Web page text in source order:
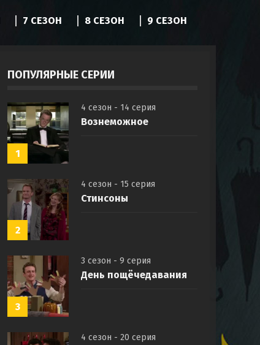
7 СЕЗОН 8 СЕЗОН 9 СЕЗОН
ПОПУЛЯРНЫЕ СЕРИИ
1
4 сезон - 14 серия
Вознеможное
2
4 сезон - 15 серия
Стинсоны
3
3 сезон - 9 серия
День пощёчедавания
4 сезон - 20 серия